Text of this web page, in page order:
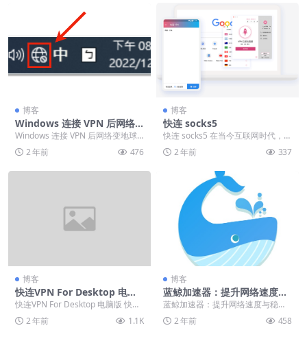
博客
Windows 连接 VPN 后网络
变地球
Windows 连接 VPN 后网络变地球
若您连接快连 VPN 后发现有/无线...
2 年前 476
博客
快连 socks5
快连 socks5 在当今互联网时代，快
速、安全的网络连接变得愈发重
要。快连 S...
2 年前 337
博客
快连VPN For Desktop 电脑
版
快连VPN For Desktop 电脑版 快连
VPN 更新日志 我们的应用程序...
2 年前 1.1K
博客
蓝鲸加速器：提升网络速度与
稳定性的必备软件，下载、配
置及运用指南
蓝鲸加速器：提升网络速度与稳定
性的必备软件，下载、配置及运用
指南 ...
2 年前 458